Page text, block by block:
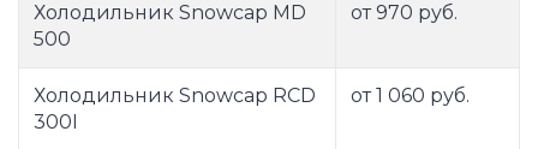
Холодильник Snowcap MD
500
от 970 руб.
Холодильник Snowcap RCD
300I
от 1 060 руб.